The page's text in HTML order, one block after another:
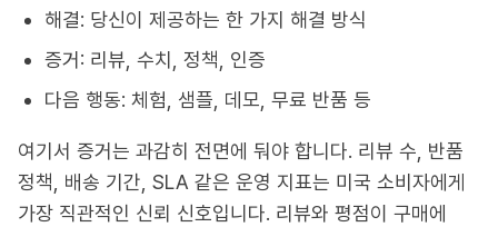
해결: 당신이 제공하는 한 가지 해결 방식
증거: 리뷰, 수치, 정책, 인증
다음 행동: 체험, 샘플, 데모, 무료 반품 등
여기서 증거는 과감히 전면에 둬야 합니다. 리뷰 수, 반품
정책, 배송 기간, SLA 같은 운영 지표는 미국 소비자에게
가장 직관적인 신뢰 신호입니다. 리뷰와 평점이 구매에